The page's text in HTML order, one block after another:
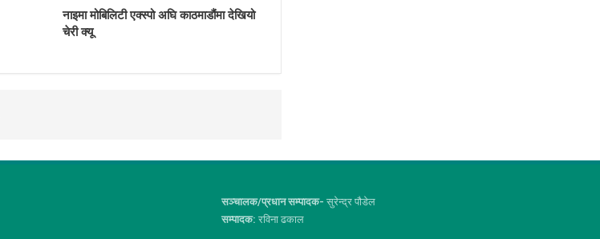
नाइमा मोबिलिटी एक्स्पो अघि काठमाडौंमा देखियो
चेरी क्यू
सञ्चालक/प्रधान सम्पादक- सुरेन्द्र पौडेल
सम्पादक: रविना ढकाल